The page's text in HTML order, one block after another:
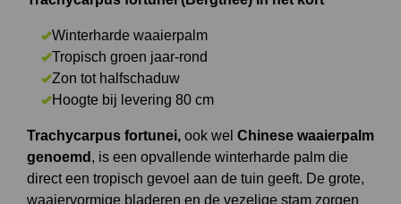
Winterharde waaierpalm
Tropisch groen jaar-rond
Zon tot halfschaduw
Hoogte bij levering 80 cm
Trachycarpus fortunei, ook wel Chinese waaierpalm
genoemd , is een opvallende winterharde palm die
direct een tropisch gevoel aan de tuin geeft. De grote,
waaiervormige bladeren en de vezelige stam zorgen